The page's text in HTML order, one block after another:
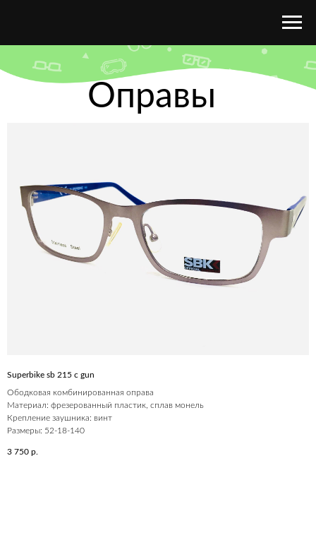
Оправы
Superbike sb 215 c gun
Ободковая комбинированная оправа
Материал: фрезерованный пластик, сплав монель
Крепление заушника: винт
Размеры: 52-18-140
3 750 р.